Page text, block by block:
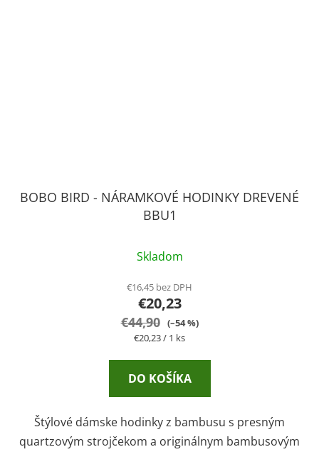
BOBO BIRD - NÁRAMKOVÉ HODINKY DREVENÉ
BBU1
Skladom
€16,45 bez DPH
€20,23
€44,90 (–54 %)
Jednotková
€20,23 / 1 ks
DO KOŠÍKA
Štýlové dámske hodinky z bambusu s presným
quartzovým strojčekom a originálnym bambusovým